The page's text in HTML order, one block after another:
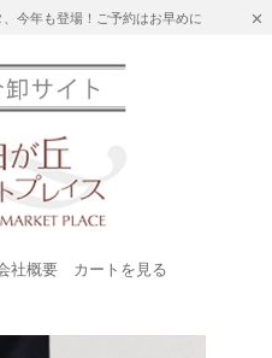
今年も登場！ご予約はお早めに
社概要 カートを見る